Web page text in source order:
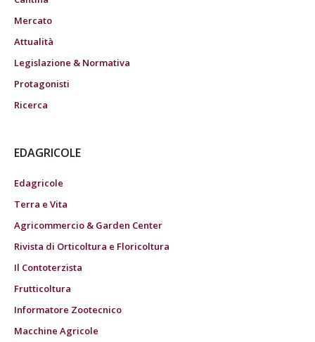
Mercato
Attualità
Legislazione & Normativa
Protagonisti
Ricerca
EDAGRICOLE
Edagricole
Terra e Vita
Agricommercio & Garden Center
Rivista di Orticoltura e Floricoltura
Il Contoterzista
Frutticoltura
Informatore Zootecnico
Macchine Agricole